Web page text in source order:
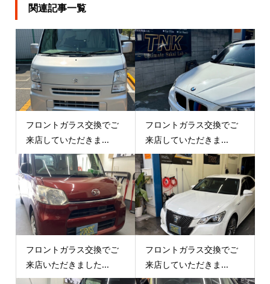
関連記事一覧
フロントガラス交換でご
来店していただきま...
フロントガラス交換でご
来店していただきま...
フロントガラス交換でご
来店いただきました...
フロントガラス交換でご
来店していただきま...